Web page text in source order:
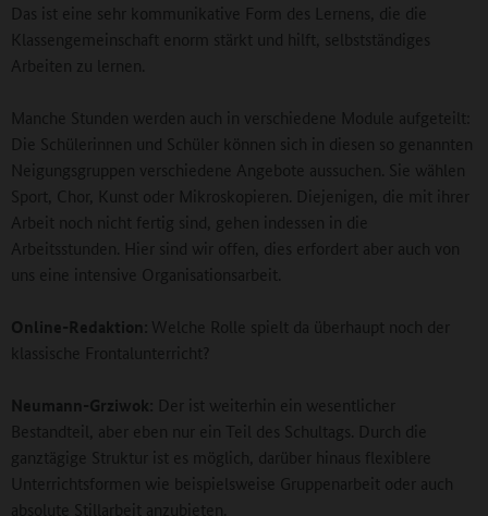
Das ist eine sehr kommunikative Form des Lernens, die die
Klassengemeinschaft enorm stärkt und hilft, selbstständiges
Arbeiten zu lernen.
Manche Stunden werden auch in verschiedene Module aufgeteilt:
Die Schülerinnen und Schüler können sich in diesen so genannten
Neigungsgruppen verschiedene Angebote aussuchen. Sie wählen
Sport, Chor, Kunst oder Mikroskopieren. Diejenigen, die mit ihrer
Arbeit noch nicht fertig sind, gehen indessen in die
Arbeitsstunden. Hier sind wir offen, dies erfordert aber auch von
uns eine intensive Organisationsarbeit.
Online-Redaktion: Welche Rolle spielt da überhaupt noch der
klassische Frontalunterricht?
Neumann-Grziwok: Der ist weiterhin ein wesentlicher
Bestandteil, aber eben nur ein Teil des Schultags. Durch die
ganztägige Struktur ist es möglich, darüber hinaus flexiblere
Unterrichtsformen wie beispielsweise Gruppenarbeit oder auch
absolute Stillarbeit anzubieten.